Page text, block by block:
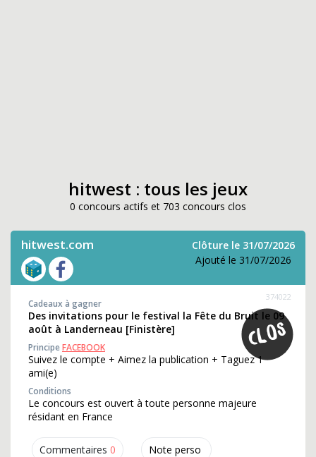
hitwest : tous les jeux
0 concours actifs et 703 concours clos
hitwest.com
Clôture le 31/07/2026
Ajouté le 31/07/2026
Commentaires 0 Note perso
374022
Cadeaux à gagner
Des invitations pour le festival la Fête du Bruit le 09
août à Landerneau [Finistère]
PrincipeFACEBOOK
Suivez le compte + Aimez la publication + Taguez 1
ami(e)
Conditions
Le concours est ouvert à toute personne majeure
résidant en France